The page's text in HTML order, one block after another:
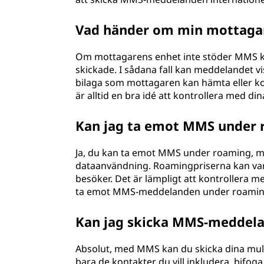
Vad händer om min
Om mottagarens enhet inte stöder MMS
skickade. I sådana fall kan meddelandet
bilaga som mottagaren kan hämta eller
är alltid en bra idé att kontrollera med
Kan jag ta emot MMS under
Ja, du kan ta emot MMS under roaming,
dataanvändning. Roamingpriserna kan
besöker. Det är lämpligt att kontrollera
ta emot MMS-meddelanden under
Kan jag skicka MMS-
Absolut, med MMS kan du skicka dina